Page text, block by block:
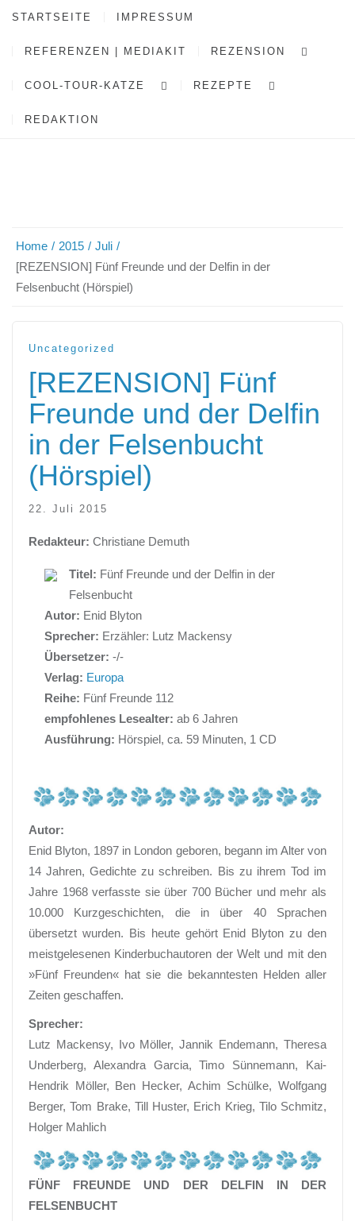
STARTSEITE IMPRESSUM
REFERENZEN | MEDIAKIT REZENSION
COOL-TOUR-KATZE REZEPTE
REDAKTION
Home 2015
Juli
[REZENSION] Fünf Freunde und der Delfin in der
Felsenbucht (Hörspiel)
Uncategorized
[REZENSION] Fünf
Freunde und der Delfin
in der Felsenbucht
(Hörspiel)
22. Juli 2015
Redakteur: Christiane Demuth
Titel: Fünf Freunde und der Delfin in der
Felsenbucht
Autor: Enid Blyton
Sprecher: Erzähler: Lutz Mackensy
Übersetzer: -/-
Verlag: Europa
Reihe: Fünf Freunde 112
empfohlenes Lesealter: ab 6 Jahren
Ausführung: Hörspiel, ca. 59 Minuten, 1 CD
Autor:
Enid Blyton, 1897 in London geboren, begann im Alter von
14 Jahren, Gedichte zu schreiben. Bis zu ihrem Tod im
Jahre 1968 verfasste sie über 700 Bücher und mehr als
10.000 Kurzgeschichten, die in über 40 Sprachen
übersetzt wurden. Bis heute gehört Enid Blyton zu den
meistgelesenen Kinderbuchautoren der Welt und mit den
»Fünf Freunden« hat sie die bekanntesten Helden aller
Zeiten geschaffen.
Sprecher:
Lutz Mackensy, Ivo Möller, Jannik Endemann, Theresa
Underberg, Alexandra Garcia, Timo Sünnemann, Kai-
Hendrik Möller, Ben Hecker, Achim Schülke, Wolfgang
Berger, Tom Brake, Till Huster, Erich Krieg, Tilo Schmitz,
Holger Mahlich
FÜNF FREUNDE UND DER DELFIN IN DER
FELSENBUCHT